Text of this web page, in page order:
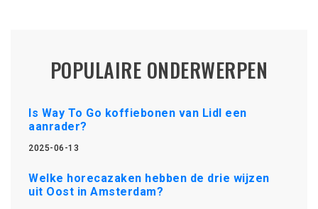
POPULAIRE ONDERWERPEN
Is Way To Go koffiebonen van Lidl een
aanrader?
2025-06-13
Welke horecazaken hebben de drie wijzen
uit Oost in Amsterdam?